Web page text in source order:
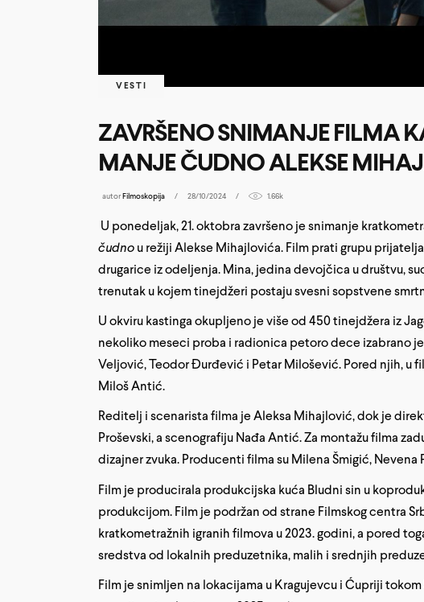
VESTI
ZAVRŠENO SNIMANJE FILMA
MANJE ČUDNO ALEKSE
autor Filmoskopija 28/10/2024 1.66k
U ponedeljak, 21. oktobra završeno je snimanje
čudno u režiji Alekse Mihajlovića. Film prati grupu
drugarice iz odeljenja. Mina, jedina devojčica u društvu,
trenutak u kojem tinejdžeri postaju svesni sopstvene
U okviru kastinga okupljeno je više od 450 tinejdžera iz
nekoliko meseci proba i radionica petoro dece izabrano
Veljović, Teodor Đurđević i Petar Milošević. Pored njih, u
Miloš Antić.
Reditelj i scenarista filma je Aleksa Mihajlović, dok je
Proševski, a scenografiju Nađa Antić. Za montažu filma
dizajner zvuka. Producenti filma su Milena Šmigić,
Film je producirala produkcijska kuća Bludni sin u
produkcijom. Film je podržan od strane Filmskog centra
kratkometražnih igranih filmova u 2023. godini, a pored
sredstva od lokalnih preduzetnika, malih i srednjih
Film je snimljen na lokacijama u Kragujevcu i Ćupriji